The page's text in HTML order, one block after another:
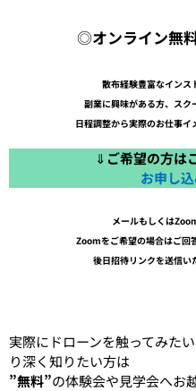
◎オンライン無
散布経験豊富なインス
副業に興味がある方、スク
日程調整から実際のお仕事
⇓ ご希望の方は
お申し
メールもしくは
Zoomをご希望の場合はご回
後日招待リンクを送信い
実際にドローンを触ってみた
り深く知りたい方は
”無料”の体験会や見学会へお